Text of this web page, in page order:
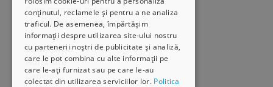
conținutul, reclamele și pentru a ne analiza
traficul. De asemenea, împărtășim
informații despre utilizarea site-ului nostru
cu partenerii noștri de publicitate și analiză,
care le pot combina cu alte informații pe
care le-ați furnizat sau pe care le-au
colectat din utilizarea serviciilor lor. Politica
Cum comand online
Modalități de plată
Livrarea produselor
SEAP/SICAP
Hartă site
Cariere